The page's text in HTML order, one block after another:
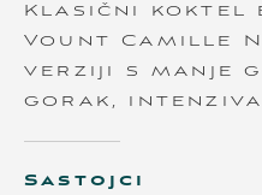
Klasični koktel
Vount Camille
verziji s manje
gorak,
Sastojci